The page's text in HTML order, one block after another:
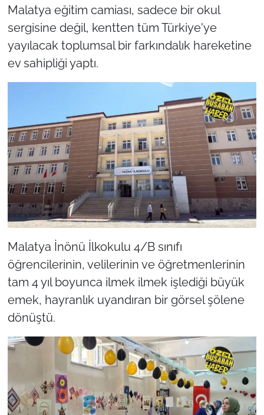
Malatya eğitim camiası, sadece bir okul
sergisine değil, kentten tüm Türkiye'ye
yayılacak toplumsal bir farkındalık hareketine
ev sahipliği yaptı.
Malatya İnönü İlkokulu 4/B sınıfı
öğrencilerinin, velilerinin ve öğretmenlerinin
tam 4 yıl boyunca ilmek ilmek işlediği büyük
emek, hayranlık uyandıran bir görsel şölene
dönüştü.